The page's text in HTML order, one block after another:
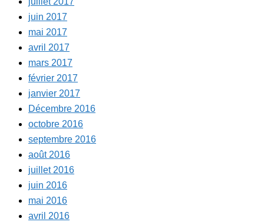
juin 2017
mai 2017
avril 2017
mars 2017
février 2017
janvier 2017
Décembre 2016
octobre 2016
septembre 2016
août 2016
juillet 2016
juin 2016
mai 2016
avril 2016